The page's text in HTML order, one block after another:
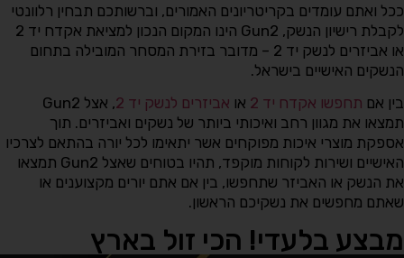
ככל ואתם עומדים בקריטריונים האמורים, וברשותכם תבחין רלוונטי
לקבלת רישיון הנשק, Gun2 הינו המקום הנכון למציאת אקדח יד 2
או אביזרים לנשק יד 2 – מדובר בזירת המסחר המובילה בתחום
הנשקים האישיים בישראל.
בין אם תחפשו אקדח יד 2 או אביזרים לנשק יד 2
, אצל Gun2
תמצאו את מגוון רחב ואיכותי ביותר של נשקים ואביזרים. תוך
אספקת מוצרי איכות מפוקחים אשר יתאימו לכל יורה בהתאם לצרכיו
האישיים ושירות לקוחות מוקפד, תהיו בטוחים שאצל Gun2 תמצאו
את הנשק או האביזר שתחפשו, בין אם אתם יורים מקצוענים או
שאתם מחפשים את נשקיכם הראשון.
מבצע בלעדי! הכי זול בארץ